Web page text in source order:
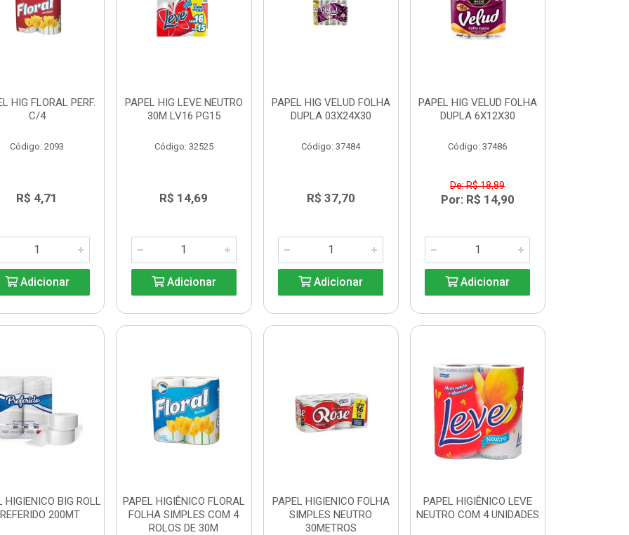
HIG FLORAL PERF.
C/4
Código: 2093
R$ 4,71
Adicionar
PAPEL HIG LEVE NEUTRO
30M LV16 PG15
Código: 32525
R$ 14,69
Adicionar
PAPEL HIG VELUD FOLHA
DUPLA 03X24X30
Código: 37484
R$ 37,70
Adicionar
PAPEL HIG VELUD FOLHA
DUPLA 6X12X30
Código: 37486
De: R$ 18,89
Por: R$ 14,90
Adicionar
HIGIENICO BIG ROLL
200MT
PAPEL HIGIÊNICO FLORAL
FOLHA SIMPLES COM 4
ROLOS DE 30M
PAPEL HIGIENICO FOLHA
SIMPLES NEUTRO
30METROS
PAPEL HIGIÊNICO LEVE
NEUTRO COM 4 UNIDADES